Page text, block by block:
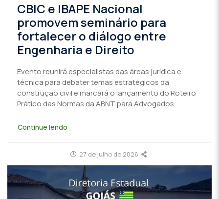
CBIC e IBAPE Nacional
promovem seminário para
fortalecer o diálogo entre
Engenharia e Direito
Evento reunirá especialistas das áreas jurídica e
técnica para debater temas estratégicos da
construção civil e marcará o lançamento do Roteiro
Prático das Normas da ABNT para Advogados.
Continue lendo
27 de julho de 2026